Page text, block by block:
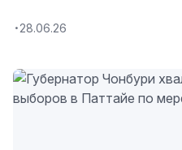
28.06.26